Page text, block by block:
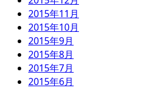
2015年11月
2015年10月
2015年9月
2015年8月
2015年7月
2015年6月